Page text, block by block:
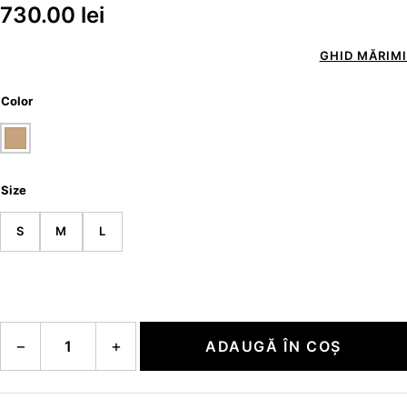
730.00 lei
GHID MĂRIMI
Color
Size
S M L
− + ADAUGĂ ÎN COȘ